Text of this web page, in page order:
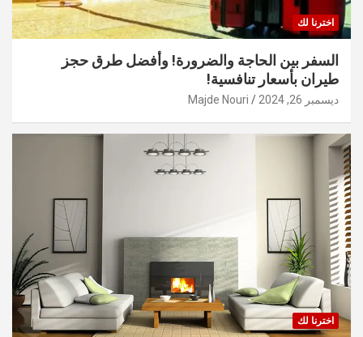
اخترنا لك
السفر بين الحاجة والضرورة! وأفضل طرق حجز
طيران بأسعار تنافسية!
ديسمبر 26, 2024 Majde Nouri
اخترنا لك